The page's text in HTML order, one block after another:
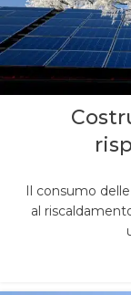
Il consumo
al